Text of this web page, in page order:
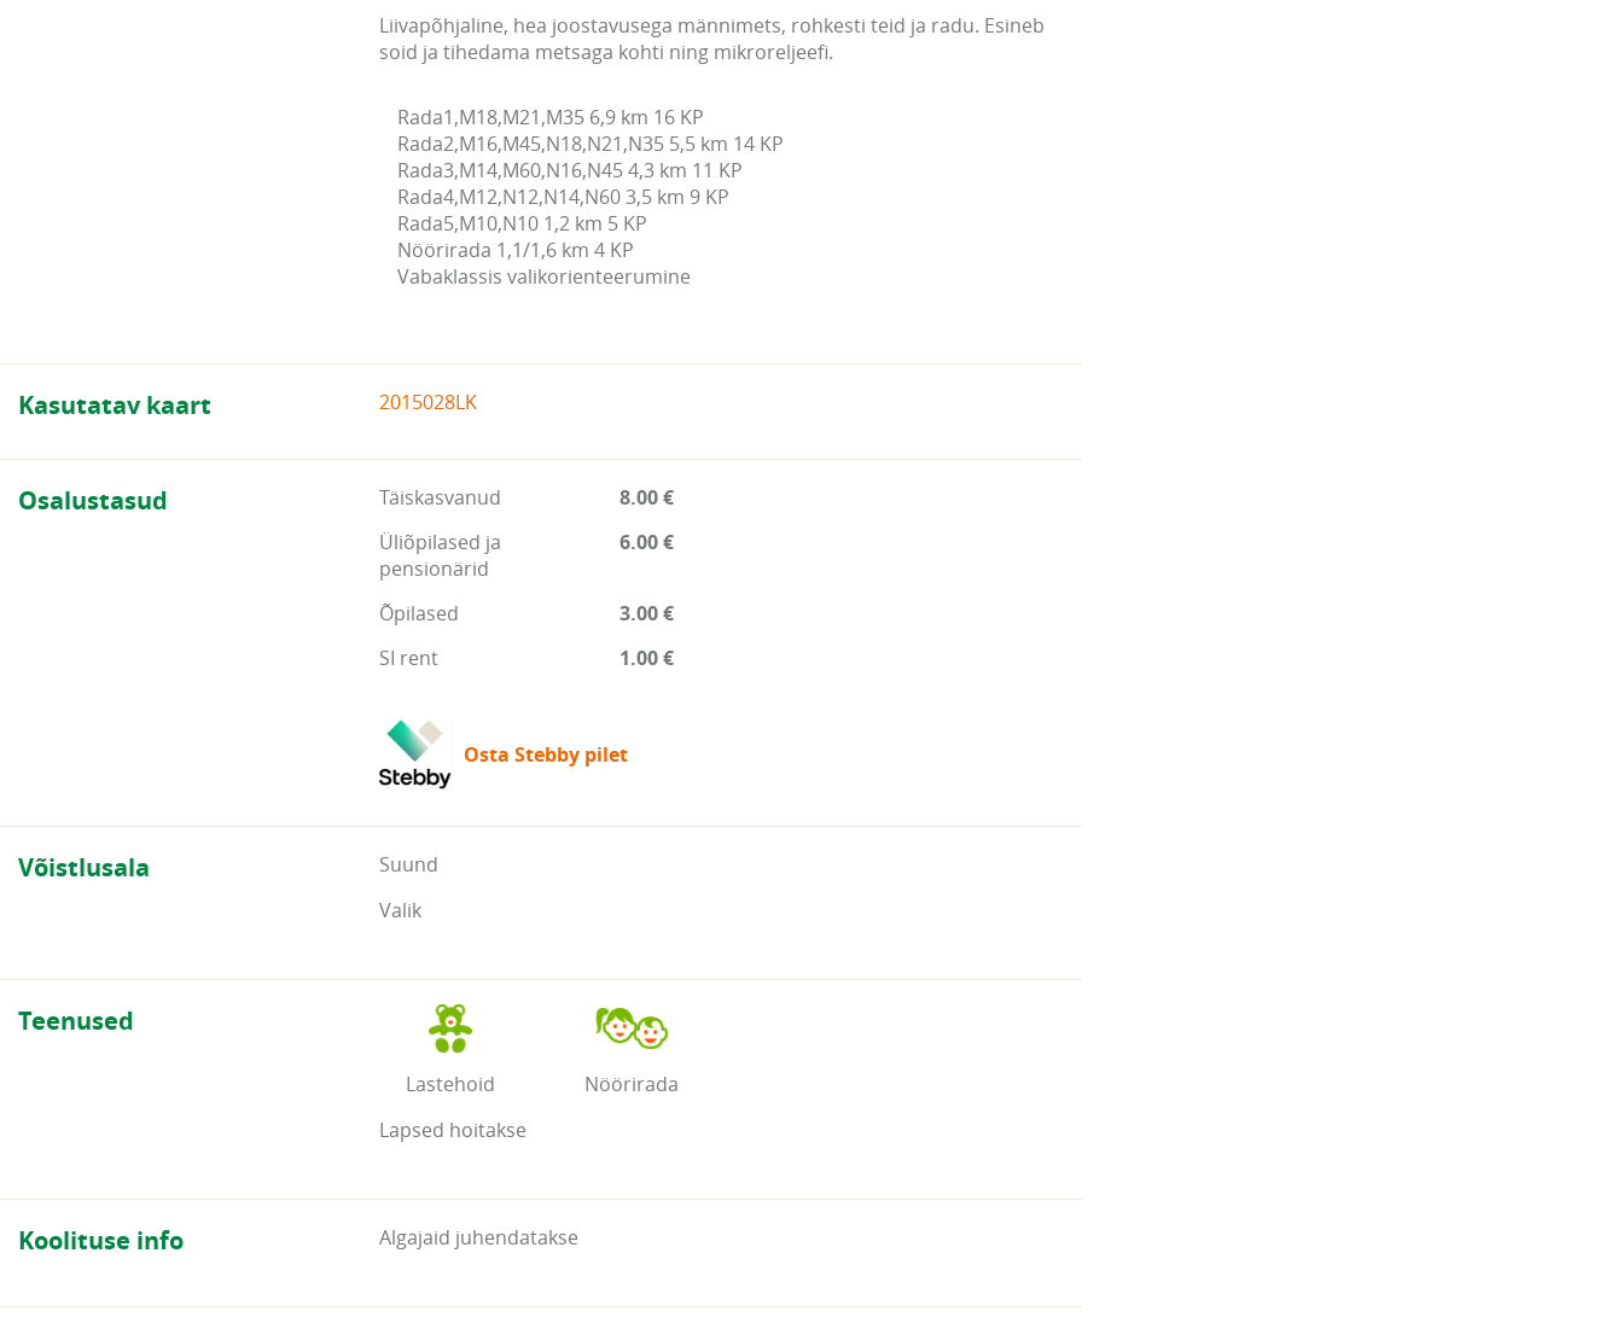
Liivapõhjaline, hea joostavusega männimets, rohkesti teid ja radu. Esineb
soid ja tihedama metsaga kohti ning mikroreljeefi.
Rada1,M18,M21,M35 6,9 km 16 KP
Rada2,M16,M45,N18,N21,N35 5,5 km 14 KP
Rada3,M14,M60,N16,N45 4,3 km 11 KP
Rada4,M12,N12,N14,N60 3,5 km 9 KP
Rada5,M10,N10 1,2 km 5 KP
Nöörirada 1,1/1,6 km 4 KP
Vabaklassis valikorienteerumine
Kasutatav kaart 2015028LK
Osalustasud Täiskasvanud
8.00 €
Üliõpilased ja
pensionärid
6.00 €
Õpilased
3.00 €
SI rent
1.00 €
Osta Stebby pilet
Võistlusala
Suund
Valik
Teenused
Lastehoid
Nöörirada
Lapsed hoitakse
Koolituse info Algajaid juhendatakse